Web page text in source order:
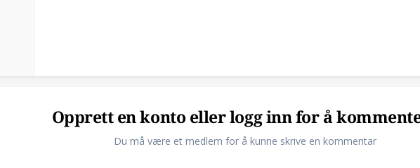
Opprett en konto eller logg inn for å
Du må være et medlem for å kunne skrive en kommentar